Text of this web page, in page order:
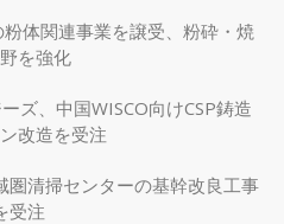
体関連事業を譲受、粉砕・焼
を強化
ズ、中国WISCO向けCSP鋳造
改造を受注
圏清掃センターの基幹改良工事
受注